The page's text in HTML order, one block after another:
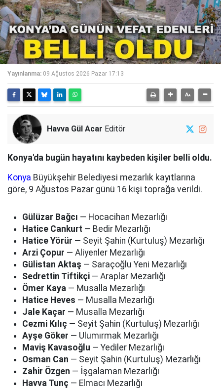
Yayınlanma: 09 Ağustos 2026 Pazar 17:13
Havva Gül Acar Editör
Konya'da bugün hayatını kaybeden kişiler belli oldu.
Konya Büyükşehir Belediyesi mezarlık kayıtlarına
göre, 9 Ağustos Pazar günü 16 kişi toprağa verildi.
Gülüzar Bağcı — Hocacihan Mezarlığı
Hatice Cankurt — Bedir Mezarlığı
Hatice Yörür — Seyit Şahin (Kurtuluş) Mezarlığı
Arzi Çopur — Aliyenler Mezarlığı
Gülistan Aktaş — Saraçoğlu Yeni Mezarlığı
Sedrettin Tiftikçi — Araplar Mezarlığı
Ömer Kaya — Musalla Mezarlığı
Hatice Heves — Musalla Mezarlığı
Jale Kaçar — Musalla Mezarlığı
Cezmi Kılıç — Seyit Şahin (Kurtuluş) Mezarlığı
Ayşe Göker — Ulumırmak Mezarlığı
Maviş Kavasoğlu — Yediler Mezarlığı
Osman Can — Seyit Şahin (Kurtuluş) Mezarlığı
Zahir Özgen — İşgalaman Mezarlığı
Havva Tunç — Elmacı Mezarlığı